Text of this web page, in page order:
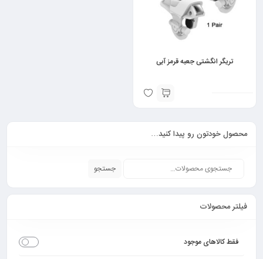
تریگر انگشتی جعبه قرمز آبی
محصول خودتون رو پیدا کنید…
جستجو
فیلتر محصولات
فقط کالاهای موجود